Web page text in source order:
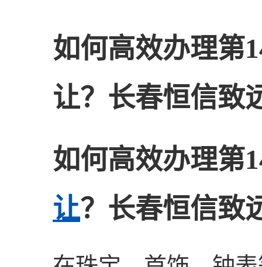
如何高效办理第
让？长春恒信致
如何高效办理第
让？长春恒信致